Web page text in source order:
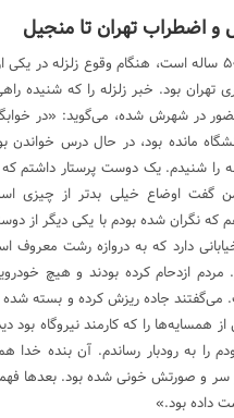
و اضطراب تهران تا منجیل
رسول که حالا ۵۰ ساله است، هنگام وقوع زلزله
تهران بود. خبر زلزله را که شنیده
در شهرش شده، می‌گوید: «در
مانده بود، در حال درس
را شنیدم. یک دوست پرستار داشتم که
گفت اوضاع خیلی بدتر از چیزی
نگران شده بودم با یکی دیگر از
دارد که به دروازه رشت
مردم ازدحام کرده بودند و هیچ
می‌گفتند جاده ریزش کرده و بسته
همسایه‌ها را که کارمند نیروگاه بود
را به رودبار رساندم. آن بنده
و صورتش خونی شده بود. بعدها
داده بود.»